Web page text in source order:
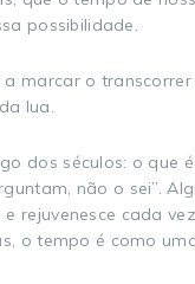
possibilidade.
marcar o
lua.
dos séculos: o que
não o sei”.
rejuvenesce cada
o tempo é como